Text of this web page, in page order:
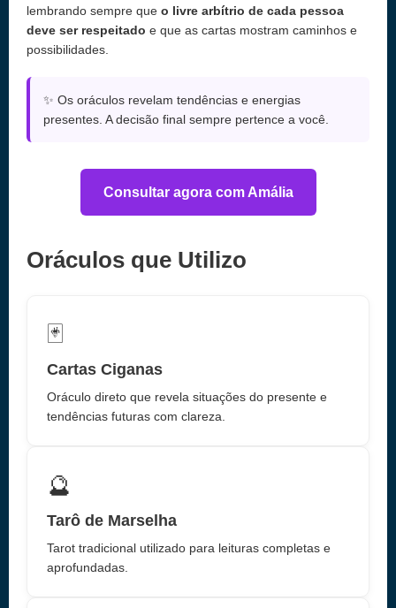
lembrando sempre que o livre arbítrio de cada pessoa
deve ser respeitado e que as cartas mostram caminhos e
possibilidades.
✨ Os oráculos revelam tendências e energias
presentes. A decisão final sempre pertence a você.
Consultar agora com Amália
Oráculos que Utilizo
🃏
Cartas Ciganas
Oráculo direto que revela situações do presente e
tendências futuras com clareza.
🔮
Tarô de Marselha
Tarot tradicional utilizado para leituras completas e
aprofundadas.